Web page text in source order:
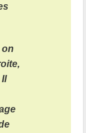
on
Il